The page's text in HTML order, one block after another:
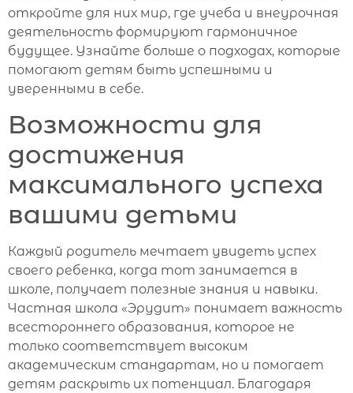
откройте для них мир, где учеба и внеурочная
деятельность формируют гармоничное
будущее. Узнайте больше о подходах, которые
помогают детям быть успешными и
уверенными в себе.
Возможности для
достижения
максимального успеха
вашими детьми
Каждый родитель мечтает увидеть успех
своего ребенка, когда тот занимается в
школе, получает полезные знания и навыки.
Частная школа «Эрудит» понимает важность
всестороннего образования, которое не
только соответствует высоким
академическим стандартам, но и помогает
детям раскрыть их потенциал. Благодаря